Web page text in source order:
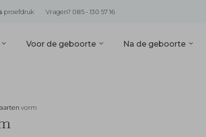
proefdruk Vragen? 085 - 130 57 16
Voor de geboorte Na de geboorte
vorm